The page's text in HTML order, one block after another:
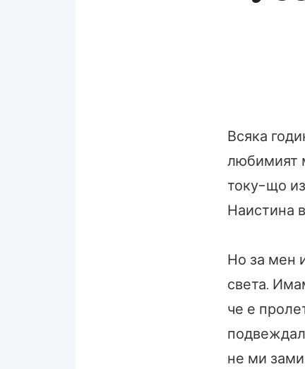
Всяка
любимият
току-що
Наистина
Но за мен
света.
че е
не ми